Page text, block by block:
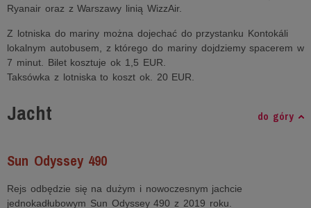
Ryanair oraz z Warszawy linią WizzAir.
Z lotniska do mariny można dojechać do przystanku Kontokáli
lokalnym autobusem, z którego do mariny dojdziemy spacerem w
7 minut. Bilet kosztuje ok 1,5 EUR.
Taksówka z lotniska to koszt ok. 20 EUR.
Jacht do góry
Sun Odyssey 490
Rejs odbędzie się na dużym i nowoczesnym jachcie
jednokadłubowym Sun Odyssey 490 z 2019 roku.